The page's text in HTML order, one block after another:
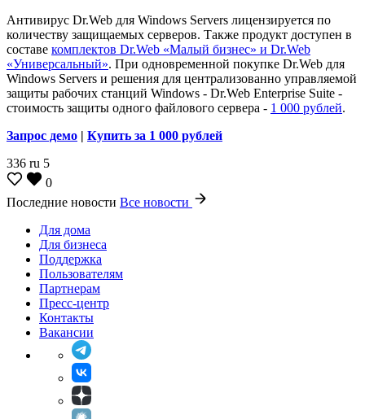
Антивирус Dr.Web для Windows Servers лицензируется по
количеству защищаемых серверов. Также продукт доступен в
составе комплектов Dr.Web «Малый бизнес» и Dr.Web
«Универсальный». При одновременной покупке Dr.Web для
Windows Servers и решения для централизованно управляемой
защиты рабочих станций Windows - Dr.Web Enterprise Suite -
стоимость защиты одного файлового сервера - 1 000 рублей.
Запрос демо | Купить за 1 000 рублей
336 ru 5
0
Последние новости Все новости
Для дома
Для бизнеса
Поддержка
Пользователям
Партнерам
Пресс-центр
Контакты
Вакансии